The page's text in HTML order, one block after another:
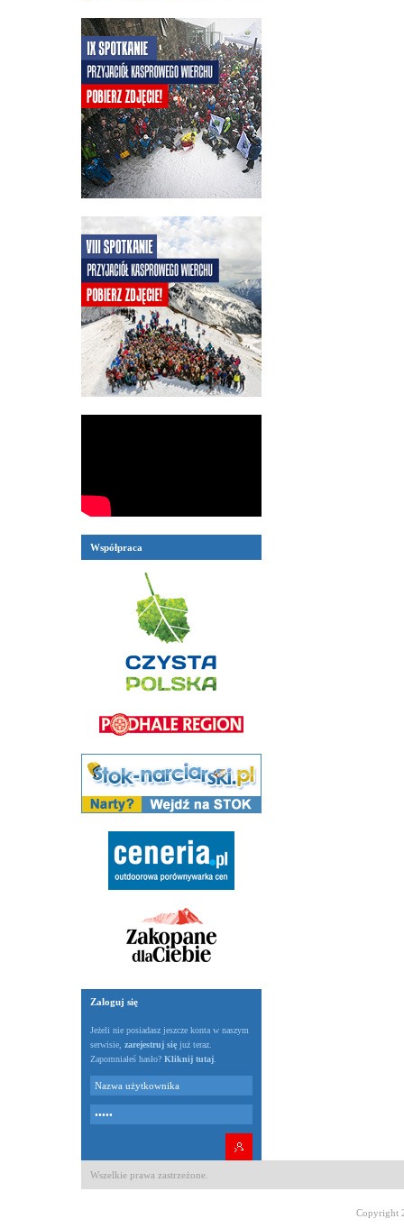
Współpraca
Zaloguj się
Jeżeli nie posiadasz jeszcze konta w naszym
serwisie, zarejestruj się już teraz.
Zapomniałeś hasło? Kliknij tutaj
Wszelkie prawa zastrzeżone.
Copyright